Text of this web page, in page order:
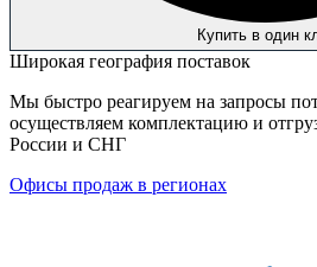
Купить в один
Широкая география поставок
Мы быстро реагируем на запросы
осуществляем комплектацию и
России и СНГ
Офисы продаж в регионах